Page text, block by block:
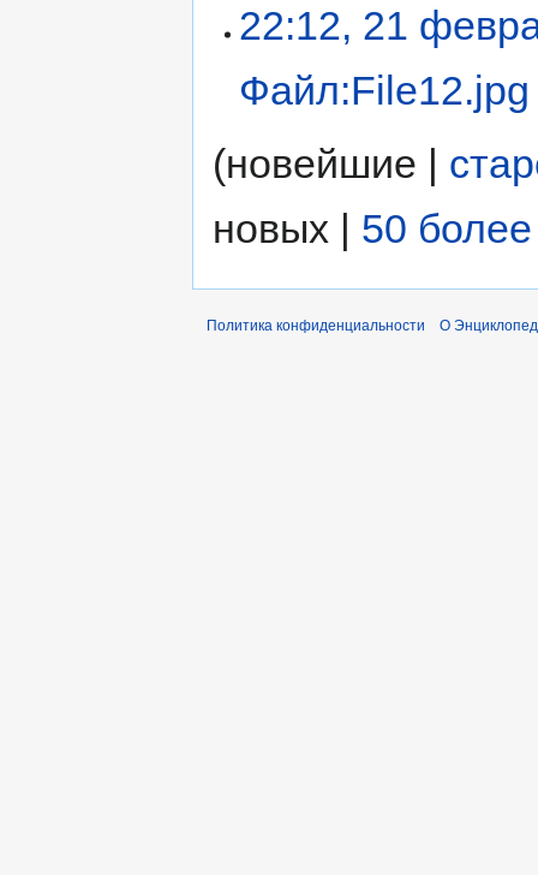
22:12, 21
Файл:File12.jpg
(новейшие |
новых | 50
Политика конфиденциальности О